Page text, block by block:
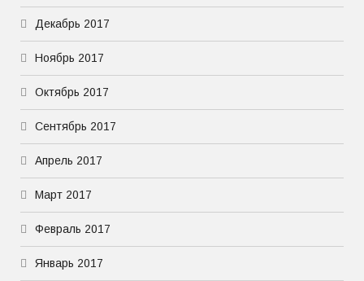
Декабрь 2017
Ноябрь 2017
Октябрь 2017
Сентябрь 2017
Апрель 2017
Март 2017
Февраль 2017
Январь 2017